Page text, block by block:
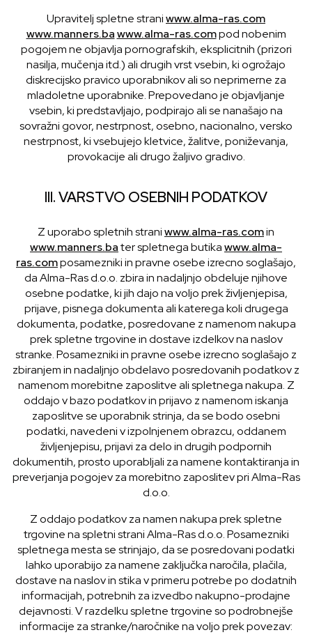
Upravitelj spletne straniwww.alma-ras.com
www.manners.bawww.alma-ras.compod nobenim
pogojem ne objavlja pornografskih, eksplicitnih (prizori
nasilja, mučenja itd.) ali drugih vrst vsebin, ki ogrožajo
diskrecijsko pravico uporabnikov ali so neprimerne za
mladoletne uporabnike. Prepovedano je objavljanje
vsebin, ki predstavljajo, podpirajo ali se nanašajo na
sovražni govor, nestrpnost, osebno, nacionalno, versko
nestrpnost, ki vsebujejo kletvice, žalitve, poniževanja,
provokacije ali drugo žaljivo gradivo.
III. VARSTVO OSEBNIH PODATKOV
Z uporabo spletnih straniwww.alma-ras.comin
www.manners.bater spletnega butikawww.alma-
ras.composamezniki in pravne osebe izrecno soglašajo,
da Alma-Ras d.o.o. zbira in nadaljnjo obdeluje njihove
osebne podatke, ki jih dajo na voljo prek življenjepisa,
prijave, pisnega dokumenta ali katerega koli drugega
dokumenta, podatke, posredovane z namenom nakupa
prek spletne trgovine in dostave izdelkov na naslov
stranke. Posamezniki in pravne osebe izrecno soglašajo z
zbiranjem in nadaljnjo obdelavo posredovanih podatkov z
namenom morebitne zaposlitve ali spletnega nakupa. Z
oddajo v bazo podatkov in prijavo z namenom iskanja
zaposlitve se uporabnik strinja, da se bodo osebni
podatki, navedeni v izpolnjenem obrazcu, oddanem
življenjepisu, prijavi za delo in drugih podpornih
dokumentih, prosto uporabljali za namene kontaktiranja in
preverjanja pogojev za morebitno zaposlitev pri Alma-Ras
d.o.o.
Z oddajo podatkov za namen nakupa prek spletne
trgovine na spletni strani Alma-Ras d.o.o. Posamezniki
spletnega mesta se strinjajo, da se posredovani podatki
lahko uporabijo za namene zaključka naročila, plačila,
dostave na naslov in stika v primeru potrebe po dodatnih
informacijah, potrebnih za izvedbo nakupno-prodajne
dejavnosti. V razdelku spletne trgovine so podrobnejše
informacije za stranke/naročnike na voljo prek povezav: